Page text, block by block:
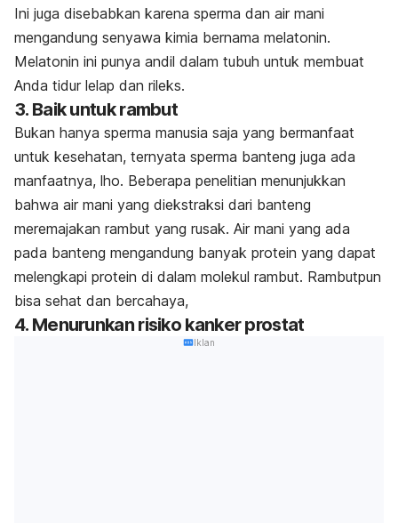
Ini juga disebabkan karena sperma dan air mani
mengandung senyawa kimia bernama melatonin.
Melatonin ini punya andil dalam tubuh untuk membuat
Anda tidur lelap dan rileks.
3. Baik untuk rambut
Bukan hanya sperma manusia saja yang bermanfaat
untuk kesehatan, ternyata sperma banteng juga ada
manfaatnya, lho. Beberapa penelitian menunjukkan
bahwa air mani yang diekstraksi dari banteng
meremajakan rambut yang rusak. Air mani yang ada
pada banteng mengandung banyak protein yang dapat
melengkapi protein di dalam molekul rambut. Rambutpun
bisa sehat dan bercahaya,
4. Menurunkan risiko kanker prostat
Iklan